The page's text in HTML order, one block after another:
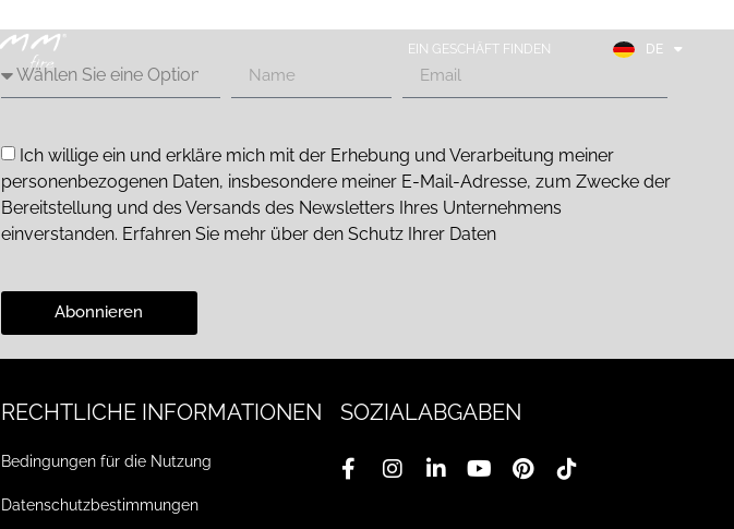
EIN GESCHÄFT FINDEN DE
FR
ES
Ich willige ein und erkläre mich mit der Erhebung und Verarbeitung meiner
personenbezogenen Daten, insbesondere meiner E-Mail-Adresse, zum Zwecke der
Bereitstellung und des Versands des Newsletters Ihres Unternehmens
einverstanden. Erfahren Sie mehr über den Schutz Ihrer Daten
Abonnieren
RECHTLICHE INFORMATIONEN
Bedingungen für die Nutzung
Datenschutzbestimmungen
SOZIALABGABEN